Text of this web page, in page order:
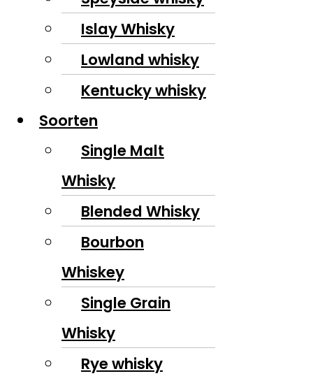
Islay Whisky
Lowland whisky
Kentucky whisky
Soorten
Single Malt
Whisky
Blended Whisky
Bourbon
Whiskey
Single Grain
Whisky
Rye whisky